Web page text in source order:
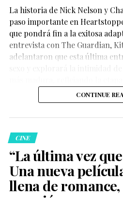
Aunque su participación no
metraje, el actor logra dejar
personaje,Sinon, juega un
aporta una mirada
La crítica destaca
deElliot Page
Medios como USA TODAY
una de las actuaciones más
La historia de Nick Nelson y
paso importante en
que pondrá fin a la exitosa
entrevista con The Guardian,
adelantaron que esta última
encuentran los personajes.
CONTINUE
CINE
“La última vez
Una nueva
llena de